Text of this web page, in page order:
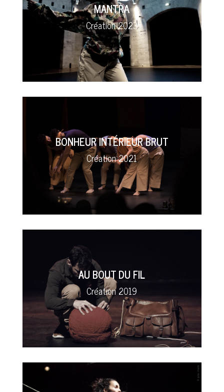
MANTRA
Création 2023
BONHEUR INTÉRIEUR BRUT
Création 2021
AU BOUT DU FIL
Création 2019